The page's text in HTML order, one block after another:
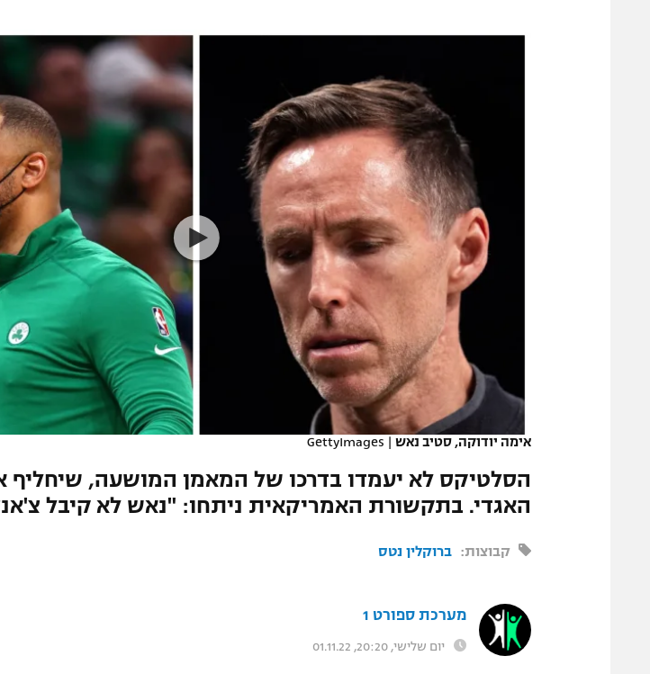
תקנון משתתפים וזוכים בפרסים
תקנון עבור פעילות ספורט 1 – "מרלן"
תנאי שימוש
מדיניות פרטיות
תקנון פעילות ספורט 1
רשיון להקרנה פומבית לבית עסק
הצטרפות לחבילת הערוצים
לוח דרושים – ג'ובנט
הפועל באר שבע
מכבי נתניה
בני יהודה
ליגה ברזילאית
ליגות נוספות
אימה יודוקה, סטיב נאש |
GettyImages
הסלטיקס לא יעמדו בדרכו של המאמן המושעה, שיחליף
האגדי. בתקשורת האמריקאית ניתחו: "נאש לא קיבל
קבוצות: ברוקלין נטס
מערכת ספורט 1
יום שלישי, 20:20, 01.11.22